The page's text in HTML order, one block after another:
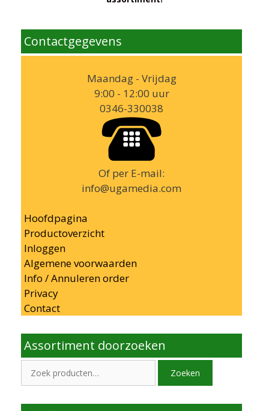
Contactgegevens
Maandag - Vrijdag
9:00 - 12:00 uur
0346-330038
Of per E-mail:
info@ugamedia.com
Hoofdpagina
Productoverzicht
Inloggen
Algemene voorwaarden
Info / Annuleren order
Privacy
Contact
Assortiment doorzoeken
Zoeken
naar:
Zoeken